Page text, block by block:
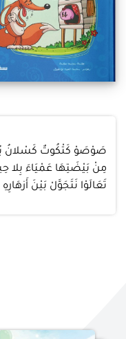
صَوْصَوْ كَتْكُوتٌ كَسْلانُ يُحِبُ
مِنْ بَيْضَتِهَا عَمْيَاءَ بِلا
تَعَالَوْا نَتَجَوَّلْ بَيْنَ